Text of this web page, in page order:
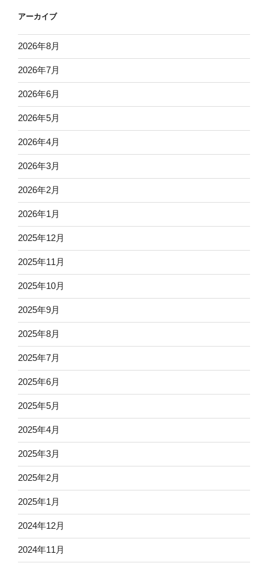
アーカイブ
2026年8月
2026年7月
2026年6月
2026年5月
2026年4月
2026年3月
2026年2月
2026年1月
2025年12月
2025年11月
2025年10月
2025年9月
2025年8月
2025年7月
2025年6月
2025年5月
2025年4月
2025年3月
2025年2月
2025年1月
2024年12月
2024年11月